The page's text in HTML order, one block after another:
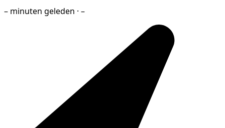
– minuten geleden · –